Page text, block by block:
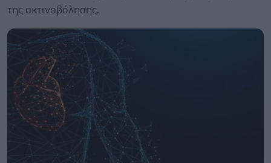
της ακτινοβόλησης.